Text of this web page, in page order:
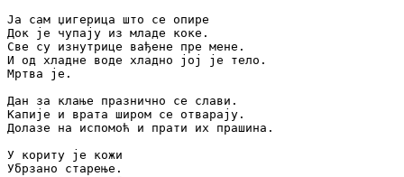
Ја сам џигерица што се опире
Док је чупају из младе коке.
Све су изнутрице вађене пре мене.
И од хладне воде хладно јој је тело.
Мртва је.
Дан за клање празнично се слави.
Капије и врата широм се отварају.
Долазе на испомоћ и прати их прашина.
У кориту је кожи
Убрзано старење.